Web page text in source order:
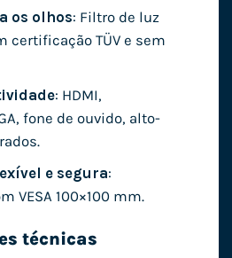
os olhos: Filtro de luz
certificação TÜV e sem
: HDMI,
fone de ouvido, alto-
e segura:
VESA 100×100 mm.
técnicas